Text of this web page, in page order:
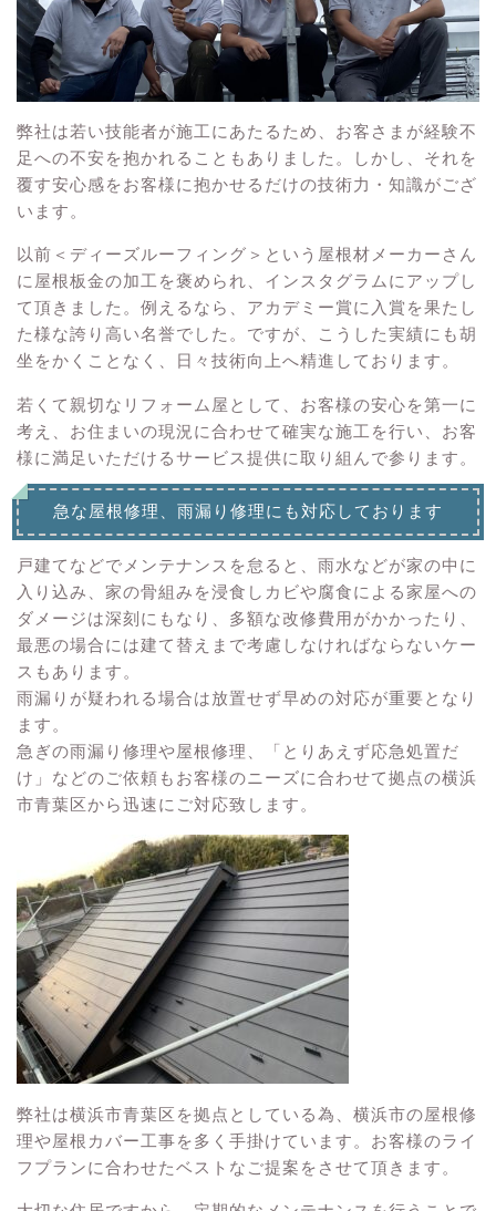
弊社は若い技能者が施工にあたるため、お客さまが経験不
足への不安を抱かれることもありました。しかし、それを
覆す安心感をお客様に抱かせるだけの技術力・知識がござ
います。
以前＜ディーズルーフィング＞という屋根材メーカーさん
に屋根板金の加工を褒められ、インスタグラムにアップし
て頂きました。例えるなら、アカデミー賞に入賞を果たし
た様な誇り高い名誉でした。ですが、こうした実績にも胡
坐をかくことなく、日々技術向上へ精進しております。
若くて親切なリフォーム屋として、お客様の安心を第一に
考え、お住まいの現況に合わせて確実な施工を行い、お客
様に満足いただけるサービス提供に取り組んで参ります。
急な屋根修理、雨漏り修理にも対応しております
戸建てなどでメンテナンスを怠ると、雨水などが家の中に
入り込み、家の骨組みを浸食しカビや腐食による家屋への
ダメージは深刻にもなり、多額な改修費用がかかったり、
最悪の場合には建て替えまで考慮しなければならないケー
スもあります。
雨漏りが疑われる場合は放置せず早めの対応が重要となり
ます。
急ぎの雨漏り修理や屋根修理、「とりあえず応急処置だ
け」などのご依頼もお客様のニーズに合わせて拠点の横浜
市青葉区から迅速にご対応致します。
弊社は横浜市青葉区を拠点としている為、横浜市の屋根修
理や屋根カバー工事を多く手掛けています。お客様のライ
フプランに合わせたベストなご提案をさせて頂きます。